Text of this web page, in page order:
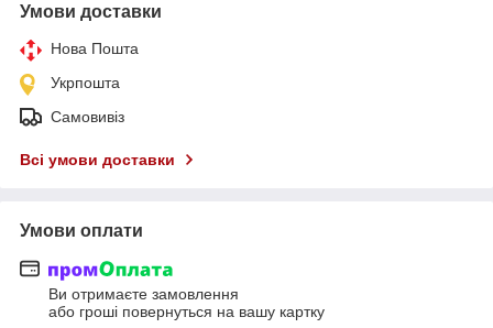
Умови доставки
Нова Пошта
Укрпошта
Самовивіз
Всі умови доставки
Умови оплати
Ви отримаєте замовлення
або гроші повернуться на вашу картку